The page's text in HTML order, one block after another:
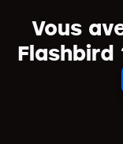
Vous
Flashbird